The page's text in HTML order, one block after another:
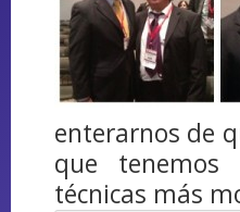
enterarnos de
que tenemos
técnicas más